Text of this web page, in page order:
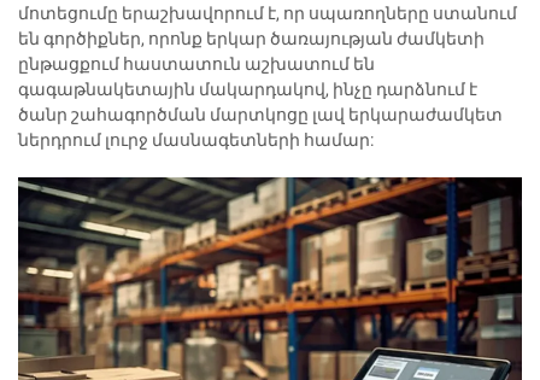
մոտեցումը երաշխավորում է, որ սպառողները ստանում
են գործիքներ, որոնք երկար ծառայության ժամկետի
ընթացքում հաստատուն աշխատում են
գագաթնակետային մակարդակով, ինչը դարձնում է
ծանր շահագործման մարտկոցը լավ երկարաժամկետ
ներդրում լուրջ մասնագետների համար: